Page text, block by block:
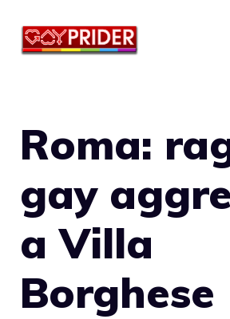
Roma:
gay
a Villa
Borghese